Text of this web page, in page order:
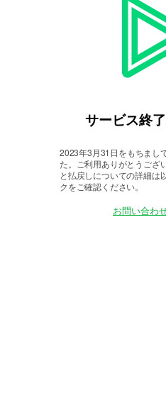
サービス終
2023年3月31日をもちまし
た。
ご利用ありがとうござ
と払戻しについての詳細は
クをご確認ください。
お問い合わ